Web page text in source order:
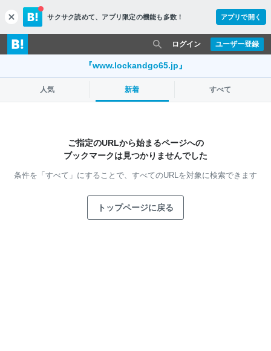
c
l
o
s
サクサク読めて、 アプリ限定の機能も多数！ アプリで開く
ユーザー登録
ログイン
『www.lockandgo65.jp』
人気 新着 すべて
ご指定のURLから始まるページへの
ブックマークは見つかりませんでした
条件を「すべて」にすることで、 すべてのURLを対象に検索できます
トップページに戻る